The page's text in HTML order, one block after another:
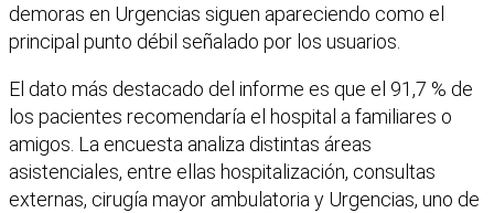
demoras en Urgencias siguen apareciendo como el
principal punto débil señalado por los usuarios.
El dato más destacado del informe es que el 91,7 % de
los pacientes recomendaría el hospital a familiares o
amigos. La encuesta analiza distintas áreas
asistenciales, entre ellas hospitalización, consultas
externas, cirugía mayor ambulatoria y Urgencias, uno de